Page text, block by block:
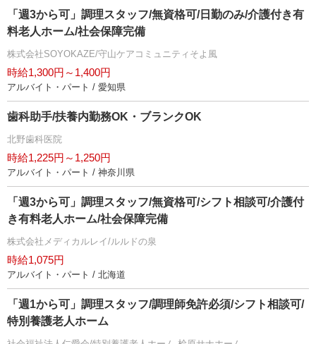
「週3から可」調理スタッフ/無資格可/日勤のみ/介護付き有
料老人ホーム/社会保障完備
株式会社SOYOKAZE/守山ケアコミュニティそよ風
時給1,300円～1,400円
アルバイト・パート / 愛知県
歯科助手/扶養内勤務OK・ブランクOK
北野歯科医院
時給1,225円～1,250円
アルバイト・パート / 神奈川県
「週3から可」調理スタッフ/無資格可/シフト相談可/介護付
き有料老人ホーム/社会保障完備
株式会社メディカルレイ/ルルドの泉
時給1,075円
アルバイト・パート / 北海道
「週1から可」調理スタッフ/調理師免許必須/シフト相談可/
特別養護老人ホーム